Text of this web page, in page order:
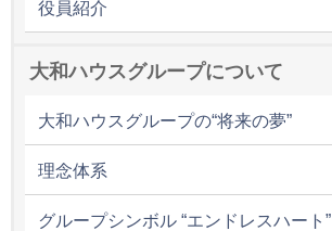
役員紹介
大和ハウスグループについて
大和ハウスグループの“将来の夢”
理念体系
グループシンボル “エンドレスハート”